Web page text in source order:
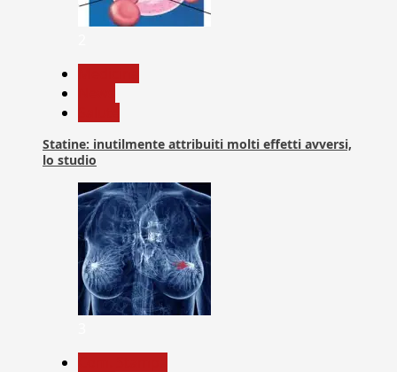
Statine: inutilmente attribuiti molti effetti avversi,
lo studio